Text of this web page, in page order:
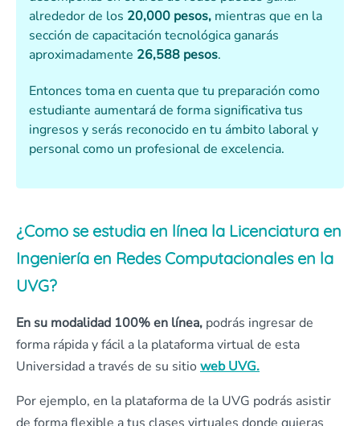
alrededor de los 20,000 pesos, mientras que en la
sección de capacitación tecnológica ganarás
aproximadamente 26,588 pesos.
Entonces toma en cuenta que tu preparación como
estudiante aumentará de forma significativa tus
ingresos y serás reconocido en tu ámbito laboral y
personal como un profesional de excelencia.
¿Como se estudia en línea la Licenciatura en
Ingeniería en Redes Computacionales en la
UVG?
En su modalidad 100% en línea, podrás ingresar de
forma rápida y fácil a la plataforma virtual de esta
Universidad a través de su sitio webUVG.
Por ejemplo, en la plataforma de la UVG podrás asistir